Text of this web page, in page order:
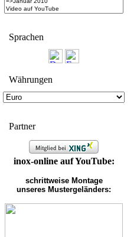
Spra­chen
Wäh­run­gen
Partner
inox-online auf YouTube:
schrittweise Montage
unseres Mustergeländers: